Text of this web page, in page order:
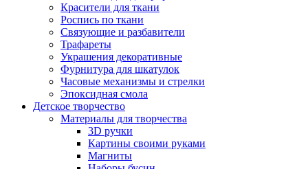
Красители для ткани
Роспись по ткани
Связующие и разбавители
Трафареты
Украшения декоративные
Фурнитура для шкатулок
Часовые механизмы и стрелки
Эпоксидная смола
Детское творчество
Материалы для творчества
3D ручки
Картины своими руками
Магниты